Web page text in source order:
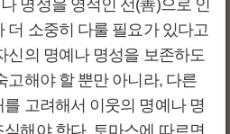
명성을 영적인 선(善)으로 인
더 소중히 다룰 필요가 있다고
신의 명예나 명성을 보존하도
고해야 할 뿐만 아니라, 다른
고려해서 이웃의 명예나 명
해야 한다. 토마스에 따르면,